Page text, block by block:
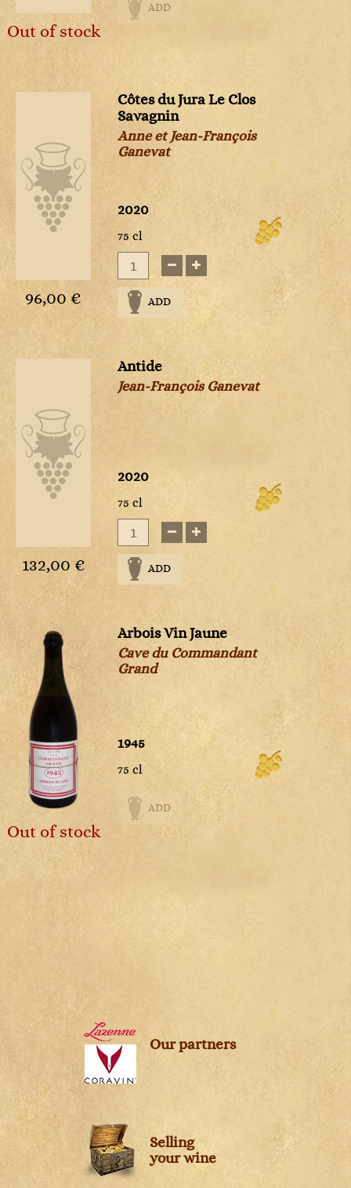
Out of stock
ADD
96,00 €
Côtes du Jura Le Clos
Savagnin
Anne et Jean-François
Ganevat
2020
75 cl
ADD
132,00 €
Antide
Jean-François Ganevat
2020
75 cl
ADD
Out of stock
Arbois Vin Jaune
Cave du Commandant
Grand
1945
75 cl
ADD
Our partners
Selling
your wine